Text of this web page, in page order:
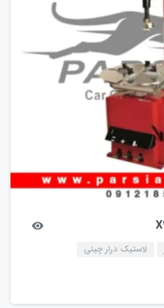
لاستیک درار چینی